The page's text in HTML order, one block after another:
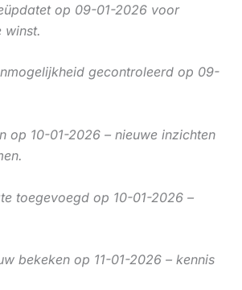
op 09-01-2026 voor
winst.
gecontroleerd op 09-
op 10-01-2026 – nieuwe inzichten
toegevoegd op 10-01-2026 –
bekeken op 11-01-2026 – kennis